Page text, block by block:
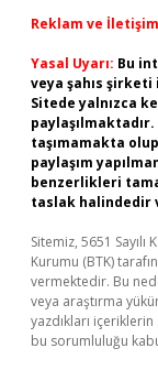
Reklam ve
Yasal Uyarı: Bu
veya şahıs
Sitede yalnızca
taşımamakta
paylaşım
benzerlikleri
taslak halindedir
Sitemiz, 5651
Kurumu (BTK)
vermektedir. Bu
veya araştırma
yazdıkları
bu sorumluluğu